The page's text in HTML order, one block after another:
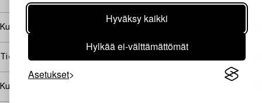
Hyväksy kaikki
Hylkää ei-välttämättömät
Asetukset
Kuuluu jälleenmyyntikorvauksen piiriin
Tietoa ostamisesta
Kuvan käyttöoikeudet